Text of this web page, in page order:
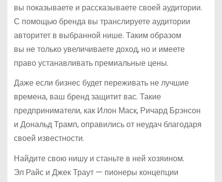
вы показываете и рассказываете своей аудитории.
С помощью бренда вы транслируете аудитории
авторитет в выбранной нише. Таким образом
вы не только увеличиваете доход, но и имеете
право устанавливать премиальные цены.
Даже если бизнес будет переживать не лучшие
времена, ваш бренд защитит вас. Такие
предприниматели, как Илон Маск, Ричард Брэнсон
и Дональд Трамп, оправились от неудач благодаря
своей известности.
Найдите свою нишу и станьте в ней хозяином.
Эл Райс и Джек Траут — пионеры концепции